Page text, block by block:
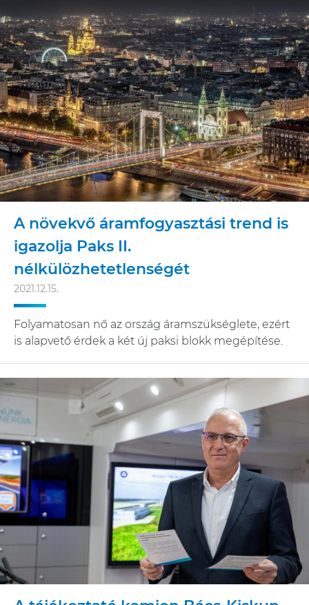
A növekvő áramfogyasztási trend is
igazolja Paks II.
nélkülözhetetlenségét
2021.12.15.
Folyamatosan nő az ország áramszükséglete, ezért
is alapvető érdek a két új paksi blokk megépítése.